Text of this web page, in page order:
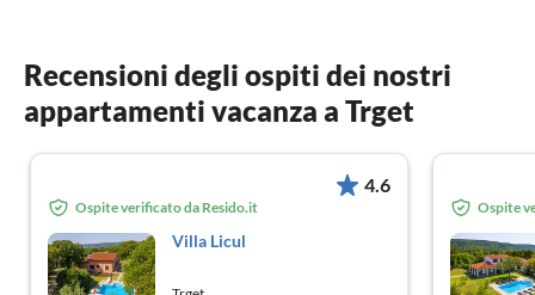
Recensioni degli ospiti dei nostri
appartamenti vacanza a Trget
4.6
Ospite verificato da Resido.it
Villa Licul
Ospite